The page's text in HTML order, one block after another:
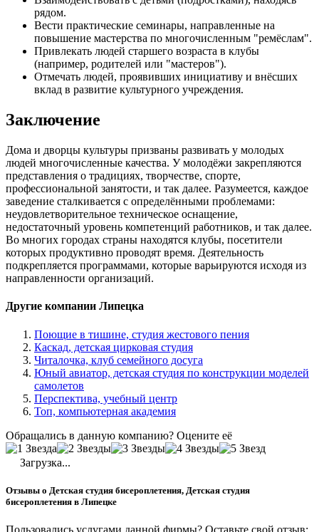
рядом.
Вести практические семинары, направленные на
повышение мастерства по многочисленным "ремёслам".
Привлекать людей старшего возраста в клубы
(например, родителей или "мастеров").
Отмечать людей, проявивших инициативу и внёсших
вклад в развитие культурного учреждения.
Заключение
Дома и дворцы культуры призваны развивать у молодых
людей многочисленные качества. У молодёжи закрепляются
представления о традициях, творчестве, спорте,
профессиональной занятости, и так далее. Разумеется, каждое
заведение сталкивается с определёнными проблемами:
неудовлетворительное техническое оснащение,
недостаточный уровень компетенций работников, и так далее.
Во многих городах страны находятся клубы, посетители
которых продуктивно проводят время. Деятельность
подкрепляется программами, которые варьируются исходя из
направленности организаций.
Другие компании Липецка
Поющие в тишине, студия жестового пения
Каскад, детская цирковая студия
Читалочка, клуб семейного досуга
Юный авиатор, детская студия по конструкции моделей
самолетов
Перспектива, учебный центр
Топ, компьютерная академия
Обращались в данную компанию? Оцените её
Загрузка...
Отзывы о Детская студия бисероплетения, Детская студия
бисероплетения в Липецке
Пользовались услугами данной фирмы? Оставьте свой отзыв: